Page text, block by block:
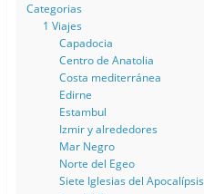
Categorias
1 Viajes
Capadocia
Centro de Anatolia
Costa mediterránea
Edirne
Estambul
Izmir y alrededores
Mar Negro
Norte del Egeo
Siete Iglesias del Apocalípsis